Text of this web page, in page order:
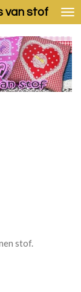
van stof
stof.